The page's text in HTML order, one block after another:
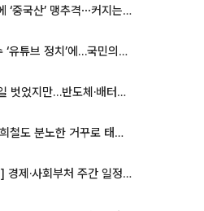
맥북 품은 삼성에 ‘중국산’ 맹추격⋯커지는 노트북 OLED 시장
우성빈 기장군수 ‘유튜브 정치’에…국민의힘 군의원들 집단 반발
‘한국판 IRA’ 베일 벗었지만…반도체·배터리 업계 “시행령이 관건”
서경덕 교수, 김희철도 분노한 거꾸로 태극기⋯"엉터리는 아냐, 아쉬울 뿐"
[정부 주요 일정] 경제·사회부처 주간 일정 (8월 10일 ~ 8월 14일)